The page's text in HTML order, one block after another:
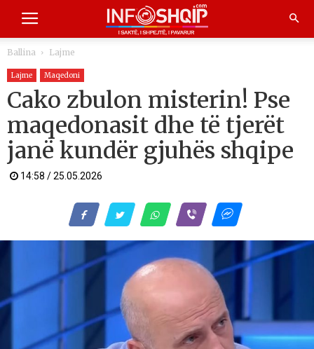
Ballina Lajme
Lajme Maqedoni
Cako zbulon misterin! Pse
maqedonasit dhe të tjerët
janë kundër gjuhës shqipe
14:58 / 25.05.2026